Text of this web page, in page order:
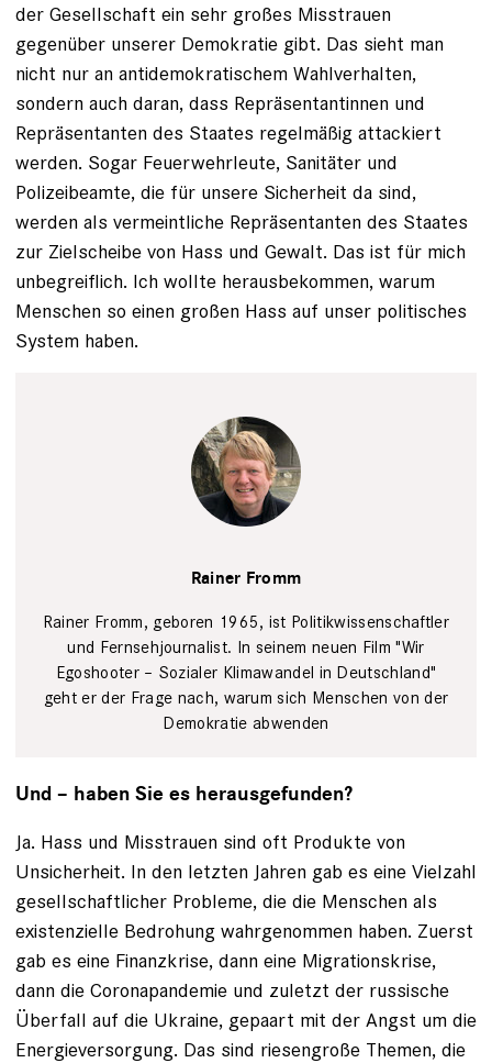
der Gesellschaft ein sehr großes Misstrauen
gegenüber unserer Demokratie gibt. Das sieht man
nicht nur an antidemokratischem Wahlverhalten,
sondern auch daran, dass Repräsentantinnen und
Repräsentanten des Staates regelmäßig attackiert
werden. Sogar Feuerwehrleute, Sanitäter und
Polizeibeamte, die für unsere Sicherheit da sind,
werden als vermeintliche Repräsentanten des Staates
zur Zielscheibe von Hass und Gewalt. Das ist für mich
unbegreiflich. Ich wollte herausbekommen, warum
Menschen so einen großen Hass auf unser politisches
System haben.
Rainer Fromm
Rainer Fromm, geboren 1965, ist Politikwissenschaftler
und Fernsehjournalist. In seinem neuen Film "Wir
Egoshooter – Sozialer Klimawandel in Deutschland"
geht er der Frage nach, warum sich Menschen von der
Demokratie abwenden
Und – haben Sie es herausgefunden?
Ja. Hass und Misstrauen sind oft Produkte von
Unsicherheit. In den letzten Jahren gab es eine Vielzahl
gesellschaftlicher Probleme, die die Menschen als
existenzielle Bedrohung wahrgenommen haben. Zuerst
gab es eine Finanzkrise, dann eine Migrationskrise,
dann die Coronapandemie und zuletzt der russische
Überfall auf die Ukraine, gepaart mit der Angst um die
Energieversorgung. Das sind riesengroße Themen, die